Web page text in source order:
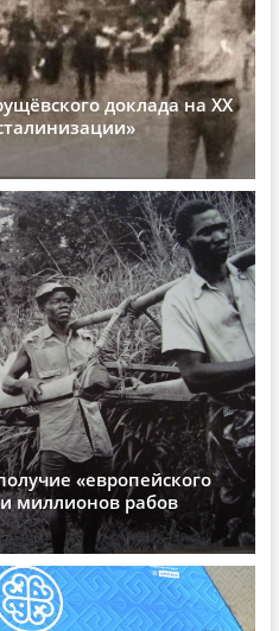
доклада на XX
«европейского
миллионов рабов